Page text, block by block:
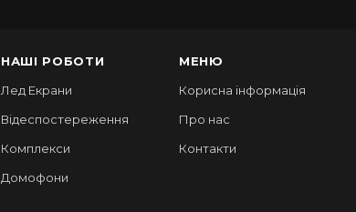
НАШІ РОБОТИ
Лед Екрани
Відеспостереження
Комплекси
Домофони
МЕНЮ
Корисна інформація
Про нас
Контакти